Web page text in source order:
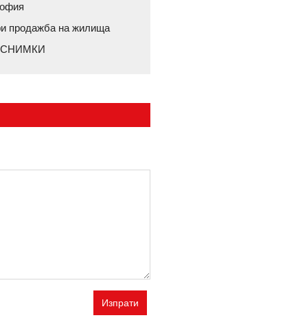
продажба на жилища
СНИМКИ
Изпрати